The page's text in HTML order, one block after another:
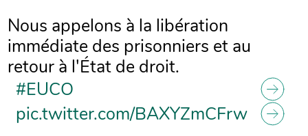
Nous appelons à la libération
immédiate des prisonniers et au
retour à l'État de droit.
#EUCO
pic.twitter.com/BAXYZmCFrw